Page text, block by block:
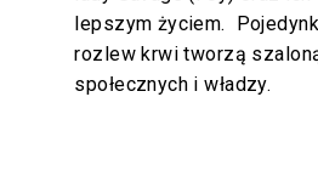
lepszym życiem.
rozlew krwi tworzą
społecznych i władzy.